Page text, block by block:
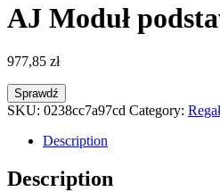
AJ Moduł
977,85 zł
Sprawdź
SKU: 0238cc7a97cd Category:
Description
Description